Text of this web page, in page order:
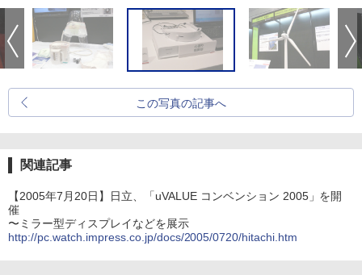
この写真の記事へ
関連記事
【2005年7月20日】日立、「uVALUE コンベンション 2005」を開
催
〜ミラー型ディスプレイなどを展示
http://pc.watch.impress.co.jp/docs/2005/0720/hitachi.htm